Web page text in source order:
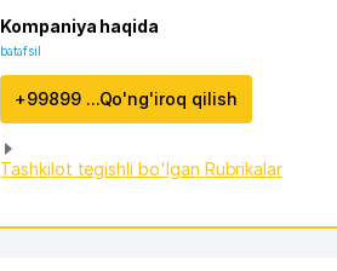
Kompaniya haqida
batafsil
+99899 ...Qo'ng'iroq qilish
Tashkilot tegishli bo'lgan Rubrikalar